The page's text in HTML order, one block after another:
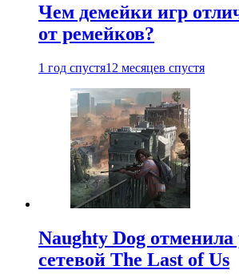
Чем демейки игр
от ремейков?
1 год спустя12 месяцев спустя
Naughty Dog отменила
сетевой The Last of Us